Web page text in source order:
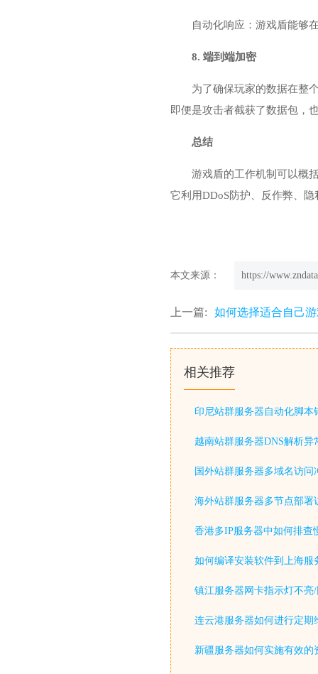
自动化响应：游戏盾能够
8. 端到端加密
为了确保玩家的数据在整
即便是攻击者截获了数据包，
总结
游戏盾的工作机制可以概
它利用DDoS防护、反作弊、
本文来源： https://
上一篇: 如何选择适合自己
相关推荐
印尼站群服务器自动化脚本
越南站群服务器DNS解析异
国外站群服务器多域名访问
海外站群服务器多节点部署
香港多IP服务器中如何排查
如何编译安装软件到上海服
镇江服务器网卡指示灯不亮
连云港服务器如何进行定期
新疆服务器如何实施有效的